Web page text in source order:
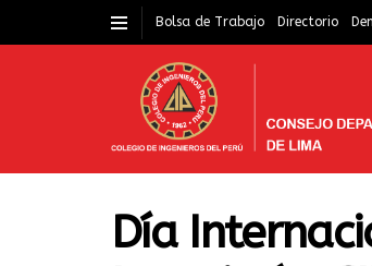
Bolsa de Trabajo Directorio
Día